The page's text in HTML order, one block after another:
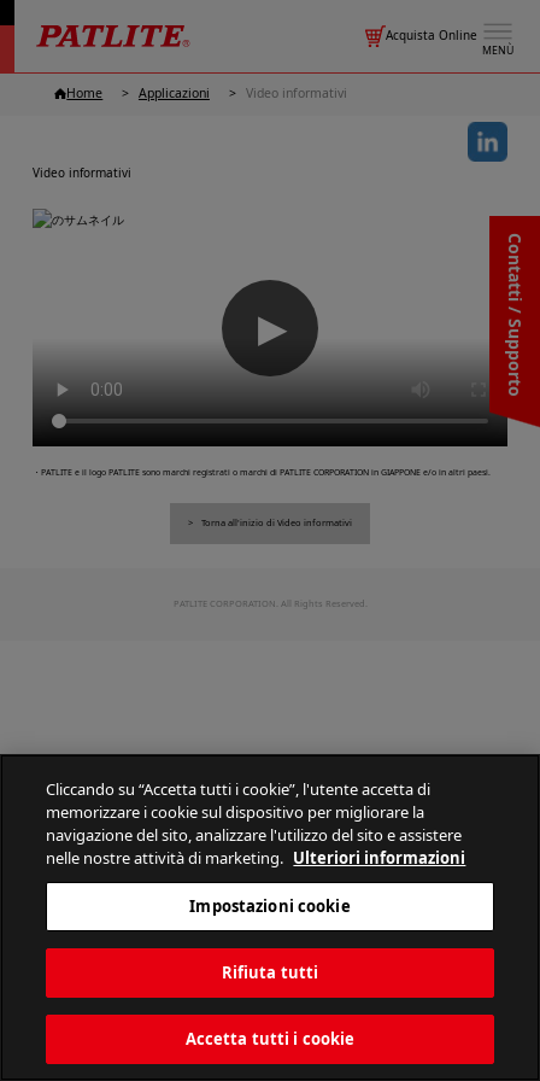
MENÙ
Acquista Online
Contatti / Supporto
Home Applicazioni Video informativi
Video informativi
▶
・PATLITE e il logo PATLITE sono marchi registrati o marchi di PATLITE CORPORATION in GIAPPONE e/o in altri paesi.
Torna all'inizio di Video informativi
PATLITE CORPORATION. All Rights Reserved.
Cliccando su “Accetta tutti i cookie”, l'utente accetta di
memorizzare i cookie sul dispositivo per migliorare la
navigazione del sito, analizzare l'utilizzo del sito e assistere
nelle nostre attività di marketing. Ulteriori informazioni
Impostazioni cookie
Rifiuta tutti
Accetta tutti i cookie